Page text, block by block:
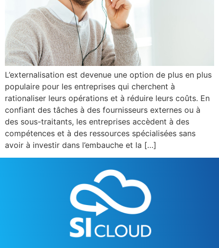
L’externalisation est devenue une option de plus en plus
populaire pour les entreprises qui cherchent à
rationaliser leurs opérations et à réduire leurs coûts. En
confiant des tâches à des fournisseurs externes ou à
des sous-traitants, les entreprises accèdent à des
compétences et à des ressources spécialisées sans
avoir à investir dans l’embauche et la […]